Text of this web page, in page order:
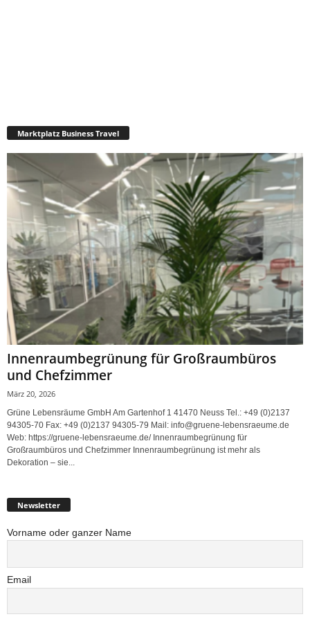
Marktplatz Business Travel
Innenraumbegrünung für Großraumbüros
und Chefzimmer
März 20, 2026
Grüne Lebensräume GmbH Am Gartenhof 1 41470 Neuss Tel.: +49 (0)2137
94305-70 Fax: +49 (0)2137 94305-79 Mail: info@gruene-lebensraeume.de
Web: https://gruene-lebensraeume.de/ Innenraumbegrünung für
Großraumbüros und Chefzimmer Innenraumbegrünung ist mehr als
Dekoration – sie...
Newsletter
Vorname oder ganzer Name
Email